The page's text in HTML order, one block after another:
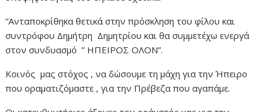
“Ανταποκρίθηκα θετικά στην πρόσκληση του φίλου και
συντρόφου Δημήτρη Δημητρίου και θα συμμετέχω ενεργά
στον συνδυασμό ” ΗΠΕΙΡΟΣ ΟΛΟΝ”.
Κοινός μας στόχος , να δώσουμε τη μάχη για την Ήπειρο
που οραματιζόμαστε , για την Πρέβεζα που αγαπάμε.